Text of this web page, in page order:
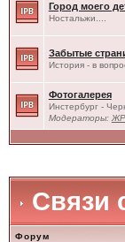
Город моего
Ностальжи....
Забытые
История - в
Фотогалерея
Инстербург -
Модераторы:
Связи
Форум